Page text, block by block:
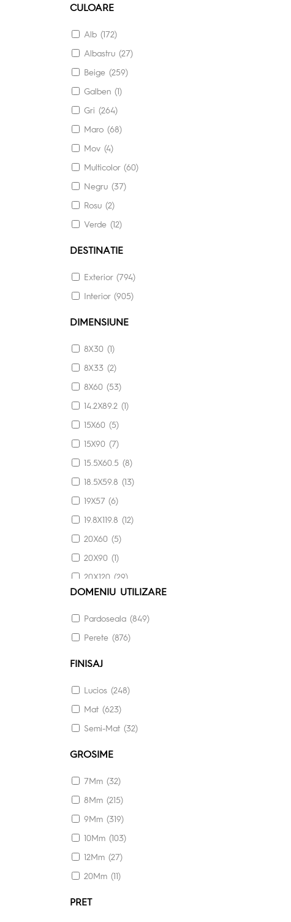
CULOARE
Alb (172)
Albastru (27)
Beige (259)
Galben (1)
Gri (264)
Maro (68)
Mov (4)
Multicolor (60)
Negru (37)
Rosu (2)
Verde (12)
DESTINATIE
Exterior (794)
Interior (905)
DIMENSIUNE
8X30 (1)
8X33 (2)
8X60 (53)
14.2X89.2 (1)
15X60 (5)
15X90 (7)
15.5X60.5 (8)
18.5X59.8 (13)
19X57 (6)
19.8X119.8 (12)
20X60 (5)
20X90 (1)
20X120 (29)
29.7X59.8 (5)
30X30 (13)
30X60 (41)
33X120 (16)
33.3X33.3 (22)
40X40 (6)
45X45 (16)
50X150 (9)
58.5X58.5 (3)
59X120 (9)
59.3X59.3 (3)
59.5X59.5 (1)
59.8X59.8 (5)
DOMENIU UTILIZARE
Pardoseala (849)
Perete (876)
FINISAJ
Lucios (248)
Mat (623)
Semi-Mat (32)
GROSIME
7Mm (32)
8Mm (215)
9Mm (319)
10Mm (103)
12Mm (27)
20Mm (11)
PRET